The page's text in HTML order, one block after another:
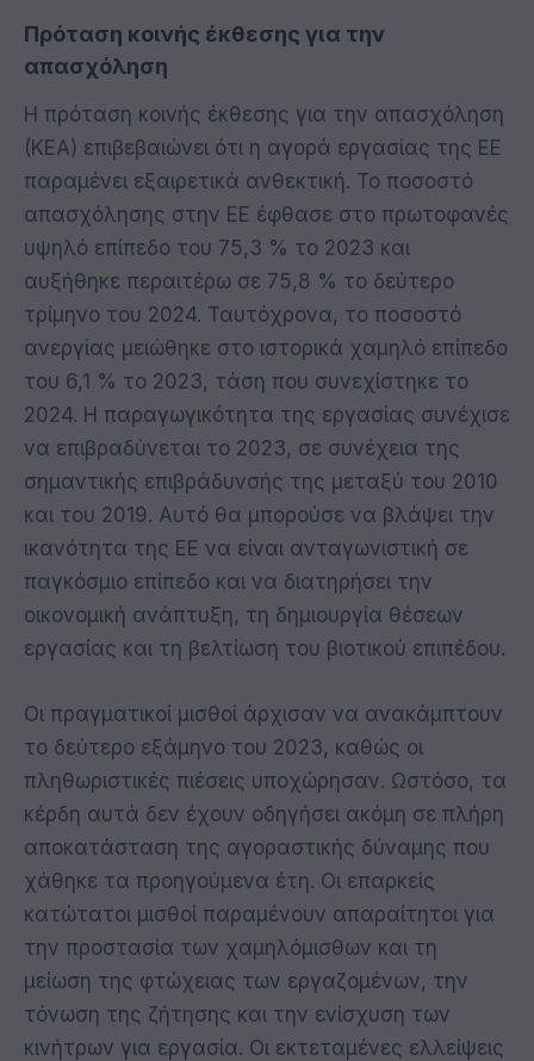
Πρόταση κοινής έκθεσης για την
απασχόληση
Η πρόταση κοινής έκθεσης για την απασχόληση
(ΚΕΑ) επιβεβαιώνει ότι η αγορά εργασίας της ΕΕ
παραμένει εξαιρετικά ανθεκτική. Το ποσοστό
απασχόλησης στην ΕΕ έφθασε στο πρωτοφανές
υψηλό επίπεδο του 75,3 % το 2023 και
αυξήθηκε περαιτέρω σε 75,8 % το δεύτερο
τρίμηνο του 2024. Ταυτόχρονα, το ποσοστό
ανεργίας μειώθηκε στο ιστορικά χαμηλό επίπεδο
του 6,1 % το 2023, τάση που συνεχίστηκε το
2024. Η παραγωγικότητα της εργασίας συνέχισε
να επιβραδύνεται το 2023, σε συνέχεια της
σημαντικής επιβράδυνσής της μεταξύ του 2010
και του 2019. Αυτό θα μπορούσε να βλάψει την
ικανότητα της ΕΕ να είναι ανταγωνιστική σε
παγκόσμιο επίπεδο και να διατηρήσει την
οικονομική ανάπτυξη, τη δημιουργία θέσεων
εργασίας και τη βελτίωση του βιοτικού επιπέδου.
Οι πραγματικοί μισθοί άρχισαν να ανακάμπτουν
το δεύτερο εξάμηνο του 2023, καθώς οι
πληθωριστικές πιέσεις υποχώρησαν. Ωστόσο, τα
κέρδη αυτά δεν έχουν οδηγήσει ακόμη σε πλήρη
αποκατάσταση της αγοραστικής δύναμης που
χάθηκε τα προηγούμενα έτη. Οι επαρκείς
κατώτατοι μισθοί παραμένουν απαραίτητοι για
την προστασία των χαμηλόμισθων και τη
μείωση της φτώχειας των εργαζομένων, την
τόνωση της ζήτησης και την ενίσχυση των
κινήτρων για εργασία. Οι εκτεταμένες ελλείψεις